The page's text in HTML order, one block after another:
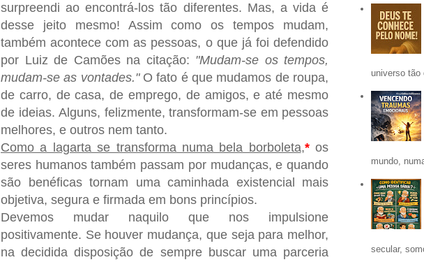
surpreendi ao encontrá-los tão diferentes. Mas, a vida é
desse jeito mesmo! Assim como os tempos mudam,
também acontece com as pessoas, o que já foi defendido
por Luiz de Camões na citação: "Mudam-se os tempos,
mudam-se as vontades." O fato é que mudamos de roupa,
de carro, de casa, de emprego, de amigos, e até mesmo
de ideias. Alguns, felizmente, transformam-se em pessoas
melhores, e outros nem tanto.
Como a lagarta se transforma numa bela borboleta,*os
seres humanos também passam por mudanças, e quando
são benéficas tornam uma caminhada existencial mais
objetiva, segura e firmada em bons princípios.
Devemos mudar naquilo que nos impulsione
positivamente. Se houver mudança, que seja para melhor,
na decidida disposição de sempre buscar uma parceria
universo tão
mundo,
secular,